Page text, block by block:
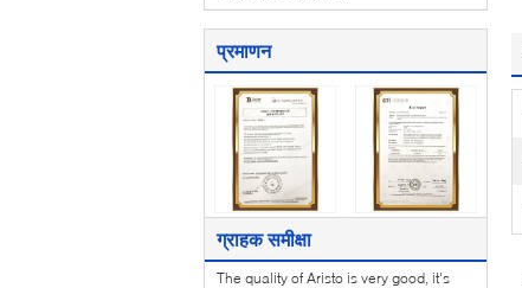
प्रमाणन
ग्राहक समीक्षा
The quality of Aristo is very good, it's